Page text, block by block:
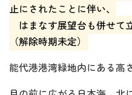
止にされたことに伴い、
はまなす展望台も併せて
（解除時期未定）
能代港港湾緑地内にある高